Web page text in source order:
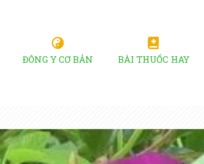
ĐÔNG Y CƠ BẢN BÀI THUỐC HAY